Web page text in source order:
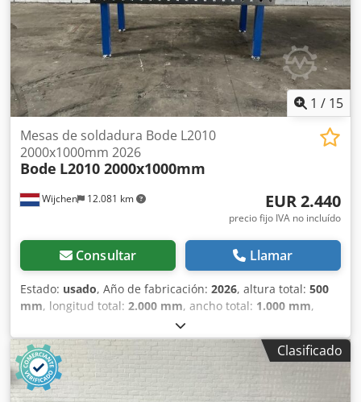
Longitud de la mesa [mm]: 2400 - Ancho de la mesa [mm]:
1200 - Grosor del tablero de la mesa [mm]: 15 -
Dimensiones de transporte: 2400mm x 1200mm x 600mm
(largo x ancho x alto) Información financiera IVA: El precio
indicado no incluye IVA IVA/imposición sobre la diferencia:
IVA deducible para empresas Entrega y recompra posibles
en cualquier momento para cualquier artículo del sector
industrial. Lukas van Rossum
1 / 15
Wijchen 12.081 km
Mesas de soldadura Bode L2010
2000x1000mm 2026
Bode L2010 2000x1000mm
EUR 2.440
precio fijo IVA no incluído
Consultar Llamar
Estado: usado, Año de fabricación: 2026, altura total: 500
mm, longitud total: 2.000 mm, ancho total: 1.000 mm,
Color: Gris El precio indicado no incluye los accesorios. *
Año de fabricación: 2026 * Documentación disponible: No
* Certificado CE: No * Modelo: Metal templado * Longitud
de la mesa [mm]: 2000 * Ancho de la mesa [mm]: 1000 *
Grosor de la superficie de la mesa [mm]: 15 * Dimensiones
Clasificado